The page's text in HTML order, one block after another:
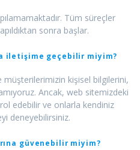
Tüm süreçler
sonra başlar.
iletişime geçebilir miyim?
müşterilerimizin kişisel bilgilerini,
Ancak, web sitemizdeki
edebilir ve onlarla kendiniz
deneyebilirsiniz.
güvenebilir miyim?